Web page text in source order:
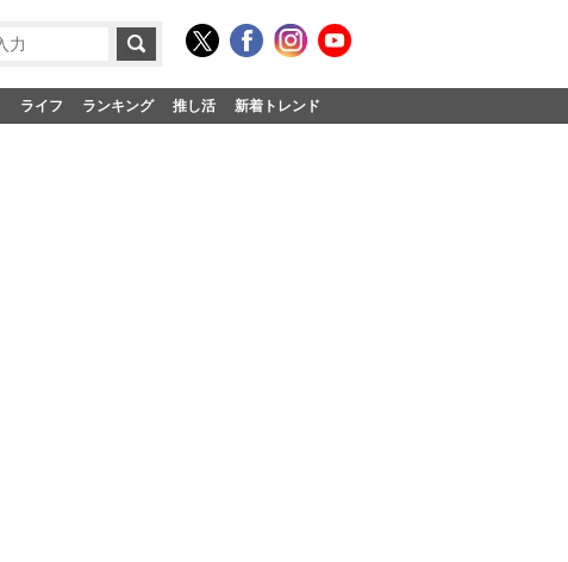
ライフ ランキング 推し活 新着トレンド